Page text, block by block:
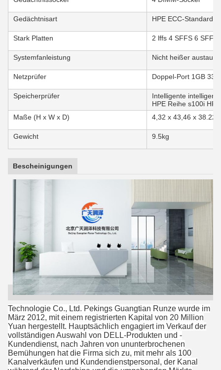
Gedächtnisart HPE ECC-
Stark Platten 2 lffs 4 SFFS 6 SFFS
Systemfanleistung Nicht heißer
Netzprüfer Doppel-Port 1GB
Speicherprüfer
Intelligente
HPE Reihe s100i
Maße (H x W x D)
4,32 x 43,46 x
Gewicht 9.5kg
Bescheinigungen
Technologie Co., Ltd. Pekings Guangtian Runze wurde im
März 2012, mit einem registrierten Kapital von 20 Million
Yuan hergestellt. Hauptsächlich engagiert im Verkauf der
vollständigen Auswahl von DELL-Produkten und -
Kundendienst, nach Jahren von ununterbrochenen
Bemühungen hat die Firma sich zu, mit mehr als 100
Kanalverkäufen und Kundendienstpersonal, der Kanal